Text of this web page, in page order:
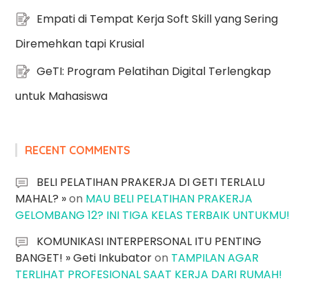
Empati di Tempat Kerja Soft Skill yang Sering
Diremehkan tapi Krusial
GeTI: Program Pelatihan Digital Terlengkap
untuk Mahasiswa
RECENT COMMENTS
BELI PELATIHAN PRAKERJA DI GETI TERLALU
MAHAL? »on MAU BELI PELATIHAN PRAKERJA
GELOMBANG 12? INI TIGA KELAS TERBAIK UNTUKMU!
KOMUNIKASI INTERPERSONAL ITU PENTING
BANGET! » Geti Inkubatoron TAMPILAN AGAR
TERLIHAT PROFESIONAL SAAT KERJA DARI RUMAH!